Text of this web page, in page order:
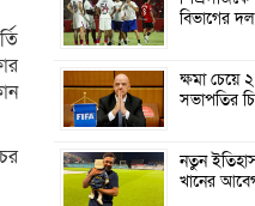
বিভাগের দল
ক্ষমা চেয়ে
সভাপতির
নতুন
খানের